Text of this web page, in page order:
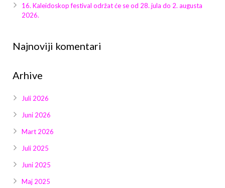
16. Kaleidoskop festival održat će se od 28. jula do 2. augusta
2026.
Najnoviji komentari
Arhive
Juli 2026
Juni 2026
Mart 2026
Juli 2025
Juni 2025
Maj 2025